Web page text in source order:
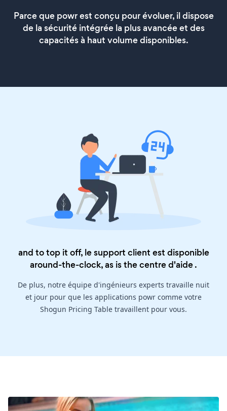
Parce que powr est conçu pour évoluer, il dispose
de la sécurité intégrée la plus avancée et des
capacités à haut volume disponibles.
and to top it off, le support client est disponible
around-the-clock, as is thecentre d'aide.
De plus, notre équipe d'ingénieurs experts travaille nuit
et jour pour que les applications powr comme votre
Shogun Pricing Table travaillent pour vous.